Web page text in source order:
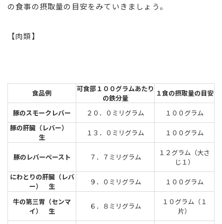
の食事の摂取量の目安をみていきましょう。
【肉類】
食品例
可食部１００グラムあたり
の鉄分量
１食の摂取量の目安
豚のスモークレバー ２０．０ミリグラム
１００グラム
豚の肝臓（レバー）
生
１３．０ミリグラム １００グラム
豚のレバーペースト ７．７ミリグラム
１２グラム（大さ
じ１）
にわとりの肝臓（レバ
ー） 生
９．０ミリグラム １００グラム
牛の第三胃（センマ
イ） 生
６．８ミリグラム
１０グラム（１
片）